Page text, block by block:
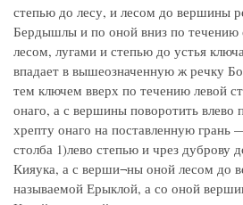
степью до лесу, и лесом до вершины
Бердышлы и по оной вниз по течению
лесом, лугами и степью до устья
впадает в вышеозначенную ж речку
тем ключем вверх по течению левой
онаго, а с вершины поворотить влево
хрепту онаго на поставленную грань
столба 1)лево степью и чрез дуброву
Кияука, а с верши¬ны оной лесом до
называемой Ерыклой, а со оной